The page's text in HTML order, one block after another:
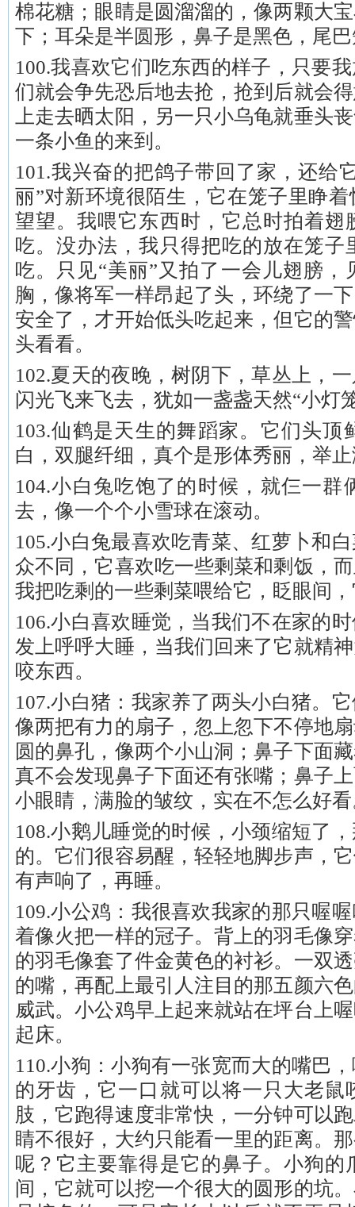
棉花糖；眼睛是圆溜溜的，像两颗大
下；耳朵是半圆形，鼻子是黑色，尾
100.我喜欢它们吃东西的样子，只要
们就会争先恐后地去抢，抢到后就会
上走去晒太阳，另一只小乌龟就垂头
一条小鱼的来到。
101.我兴奋的把鸽子带回了家，还给
丽”对新环境很陌生，它在笼子里睁
望望。我喂它东西时，它总时拍着翅
吃。没办法，我只得把吃的放在笼子
吃。只见“美丽”又拍了一会儿翅膀
胸，像将军一样昂起了头，环绕了一
安全了，才开始低头吃起来，但它的
头看看。
102.夏天的夜晚，树阴下，草丛上，
闪光飞来飞去，犹如一盏盏天然“小灯
103.仙鹤是天生的舞蹈家。它们头顶
白，双腿纤细，真个是形体秀丽，举
104.小白兔吃饱了的时候，就仨一群
去，像一个个小雪球在滚动。
105.小白兔最喜欢吃青菜、红萝卜和
众不同，它喜欢吃一些剩菜和剩饭，
我把吃剩的一些剩菜喂给它，眨眼间
106.小白喜欢睡觉，当我们不在家的
发上呼呼大睡，当我们回来了它就精
咬东西。
107.小白猪：我家养了两头小白猪。
像两把有力的扇子，忽上忽下不停地
圆的鼻孔，像两个小山洞；鼻子下面
真不会发现鼻子下面还有张嘴；鼻子
小眼睛，满脸的皱纹，实在不怎么好
108.小鹅儿睡觉的时候，小颈缩短了
的。它们很容易醒，轻轻地脚步声，
有声响了，再睡。
109.小公鸡：我很喜欢我家的那只喔
着像火把一样的冠子。背上的羽毛像
的羽毛像套了件金黄色的衬衫。一双
的嘴，再配上最引人注目的那五颜六
威武。小公鸡早上起来就站在坪台上
起床。
110.小狗：小狗有一张宽而大的嘴巴
的牙齿，它一口就可以将一只大老鼠
肢，它跑得速度非常快，一分钟可以
睛不很好，大约只能看一里的距离。
呢？它主要靠得是它的鼻子。小狗的
间，它就可以挖一个很大的圆形的坑